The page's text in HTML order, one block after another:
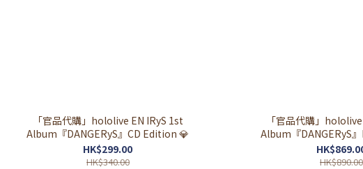
「官品代購」hololive EN IRyS 1st
Album『DANGERyS』CD Edition 💎
HK$299.00
HK$340.00
「官品代購」
Album『DANGERyS
HK$890.00